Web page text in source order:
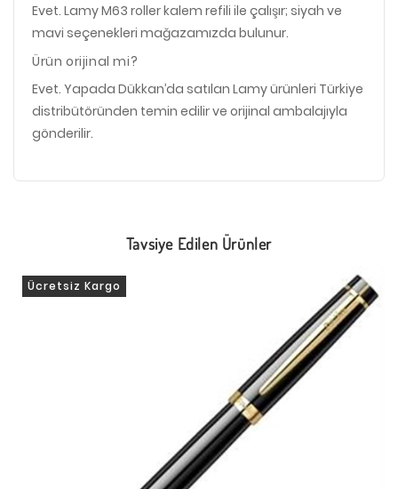
Evet. Lamy M63 roller kalem refili ile çalışır; siyah ve
mavi seçenekleri mağazamızda bulunur.
Ürün orijinal mi?
Evet. Yapada Dükkan’da satılan Lamy ürünleri Türkiye
distribütöründen temin edilir ve orijinal ambalajıyla
gönderilir.
Tavsiye Edilen Ürünler
Ücretsiz Kargo